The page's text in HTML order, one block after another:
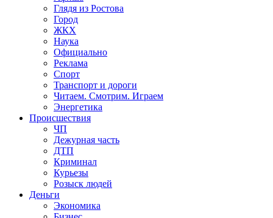
Глядя из Ростова
Город
ЖКХ
Наука
Официально
Реклама
Спорт
Транспорт и дороги
Читаем. Смотрим. Играем
Энергетика
Происшествия
ЧП
Дежурная часть
ДТП
Криминал
Курьезы
Розыск людей
Деньги
Экономика